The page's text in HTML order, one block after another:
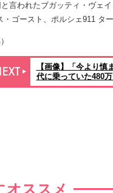
言われたブガッティ・ヴェ
・ゴースト、ポルシェ911 タ
【画像】「今より
代に乗っていた480
オススメ